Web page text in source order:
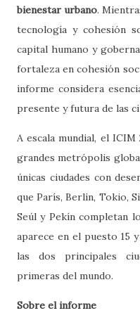
bienestar urbano.
tecnología y cohesión
capital humano y
fortaleza en cohesión
informe considera
presente y futura de las
A escala mundial, el
grandes metrópolis
únicas ciudades con
que París, Berlín, Tokio,
Seúl y Pekín completan
aparece en el puesto 15
las dos principales
primeras del mundo.
Sobre el informe